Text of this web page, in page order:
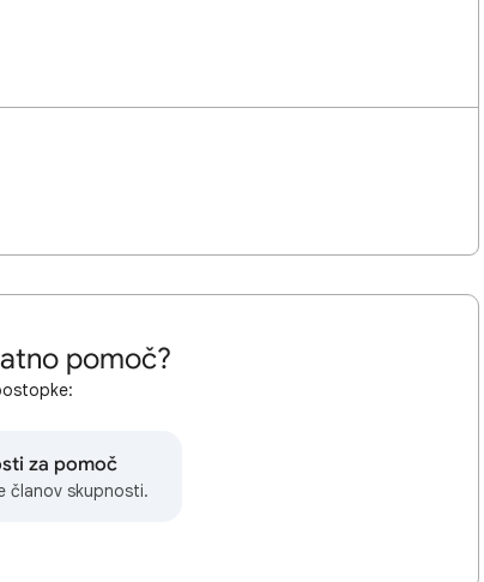
pomoč?
za pomoč
članov skupnosti.